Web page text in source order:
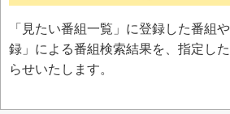
「見たい番組一覧」に登録した番組
録」による番組検索結果を、指定し
らせいたします。